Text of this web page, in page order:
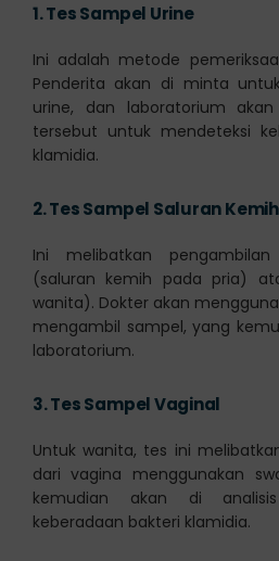
1.Tes Sampel Urine
Ini adalah metode
Penderita akan di minta
urine, dan laboratorium
tersebut untuk mendeteksi
klamidia.
2.Tes Sampel Saluran
Ini melibatkan
(saluran kemih pada pria)
wanita). Dokter akan
mengambil sampel, yang
laboratorium.
3.Tes Sampel Vaginal
Untuk wanita, tes ini
dari vagina menggunakan
kemudian akan di
keberadaan bakteri klamidia.